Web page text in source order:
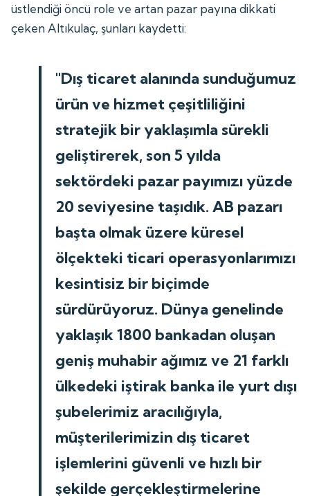
üstlendiği öncü role ve artan pazar payına dikkati
çeken Altıkulaç, şunları kaydetti:
"Dış ticaret alanında sunduğumuz
ürün ve hizmet çeşitliliğini
stratejik bir yaklaşımla sürekli
geliştirerek, son 5 yılda
sektördeki pazar payımızı yüzde
20 seviyesine taşıdık. AB pazarı
başta olmak üzere küresel
ölçekteki ticari operasyonlarımızı
kesintisiz bir biçimde
sürdürüyoruz. Dünya genelinde
yaklaşık 1800 bankadan oluşan
geniş muhabir ağımız ve 21 farklı
ülkedeki iştirak banka ile yurt dışı
şubelerimiz aracılığıyla,
müşterilerimizin dış ticaret
işlemlerini güvenli ve hızlı bir
şekilde gerçekleştirmelerine